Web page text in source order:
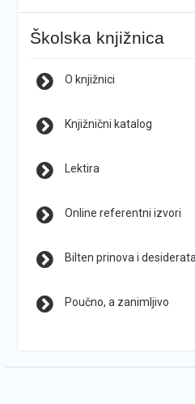
Školska knjižnica
O knjižnici
Knjižnični katalog
Lektira
Online referentni izvori
Bilten prinova i
Poučno, a zanimljivo